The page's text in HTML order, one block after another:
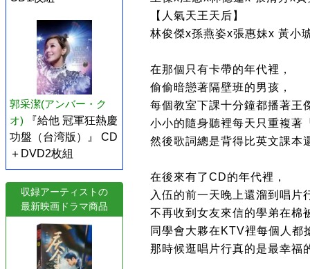
郭采潔(アンバー・ク
オ)
『給他 冠軍狂熱慶
功盤（台湾版）』 CD
＋DVD2枚組
収録アーティストの
最新映画ドラマ商品
【人氣天王天后】
林俊傑x孫燕姿x張惠妹x 黃小
在那個只有卡帶的年代裡，
偷偷暗戀著隔壁班的男孩，
每個教室下課十分鐘都播著王
小小的隨身聽裡每天只重複著
然後歌詞總是背得比英文課本
在後來有了CD的年代裡，
入伍的前一天晚上還溜到唱片
不再收到女友來信的學弟在棉
同學會大夥在KTV裡每個人都
那時候逛唱片行真的是最幸福